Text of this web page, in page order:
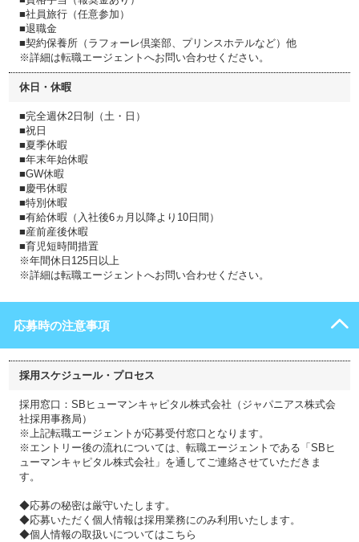
■社員旅行（任意参加）
■退職金
■契約保養所（ラフォーレ倶楽部、プリンスホテルなど）他
※詳細は転職エージェントへお問い合わせください。
休日・休暇
■完全週休2日制（土・日）
■祝日
■夏季休暇
■年末年始休暇
■GW休暇
■慶弔休暇
■特別休暇
■有給休暇（入社後6ヵ月以降より10日間）
■産前産後休暇
■育児短時間措置
※年間休日125日以上
※詳細は転職エージェントへお問い合わせください。
応募時の注意事項
採用スケジュール・プロセス
採用窓口：SBヒューマンキャピタル株式会社（ジャパニアス株式会
社採用事務局）
※上記転職エージェントが応募受付窓口となります。
※エントリー後の流れについては、転職エージェントである「SBヒ
ューマンキャピタル株式会社」を通してご連絡させていただきま
す。
◆応募の秘密は厳守いたします。
◆応募いただく個人情報は採用業務にのみ利用いたします。
◆個人情報の取扱いについてはこちら